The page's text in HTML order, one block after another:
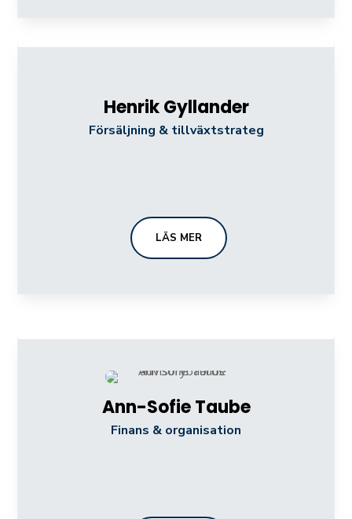
Henrik Gyllander
Försäljning & tillväxtstrateg
LÄS MER
Ann-Sofie Taube
Finans & organisation